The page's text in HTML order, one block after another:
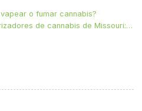
o fumar cannabis?
El mercado de vaporizadores de cannabis de Missouri: una frontera con alto potencial que merece atención.